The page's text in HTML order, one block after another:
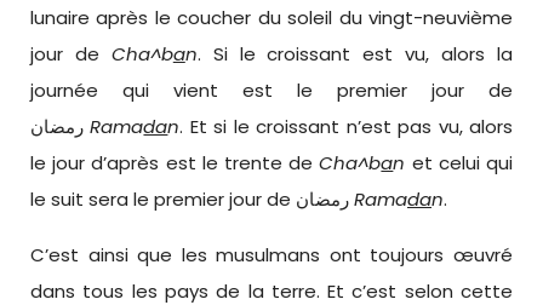
lunaire après le coucher du soleil du vingt-neuvième
jour de Cha^ban. Si le croissant est vu, alors la
journée qui vient est le premier jour de
رمضان Ramadan. Et si le croissant n’est pas vu, alors
le jour d’après est le trente deCha^ban et celui qui
le suit sera le premier jour de رمضانRamadan.
C’est ainsi que les musulmans ont toujours œuvré
dans tous les pays de la terre. Et c’est selon cette